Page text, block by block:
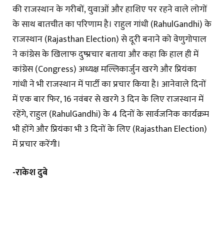
की राजस्थान के गरीबों, युवाओं और हाशिए पर रहने वाले लोगों
के साथ बातचीत का परिणाम है। राहुल गांधी (RahulGandhi) के
राजस्थान (Rajasthan Election) से दूरी बनाने को वेणुगोपाल
ने कांग्रेस के खिलाफ दुष्प्रचार बताया और कहा कि हाल ही में
कांग्रेस (Congress) अध्यक्ष मल्लिकार्जुन खरगे और प्रियंका
गांधी ने भी राजस्थान में पार्टी का प्रचार किया है। आनेवाले दिनों
में एक बार फिर, 16 नवंबर से खरगे 3 दिन के लिए राजस्थान में
रहेंगे, राहुल (RahulGandhi) के 4 दिनों के सार्वजनिक कार्यक्रम
भी होंगे और प्रियंका भी 3 दिनों के लिए (Rajasthan Election)
में प्रचार करेंगी।
-राकेश दुबे